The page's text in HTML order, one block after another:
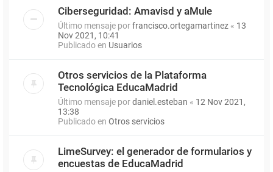
Ciberseguridad: Amavisd y aMule
Último mensaje porfrancisco.ortegamartinez « 13
Nov 2021, 10:41
Publicado en Usuarios
Otros servicios de la Plataforma
Tecnológica EducaMadrid
Último mensaje pordaniel.esteban « 12 Nov 2021,
13:38
Publicado en Otros servicios
LimeSurvey: el generador de formularios y
encuestas de EducaMadrid